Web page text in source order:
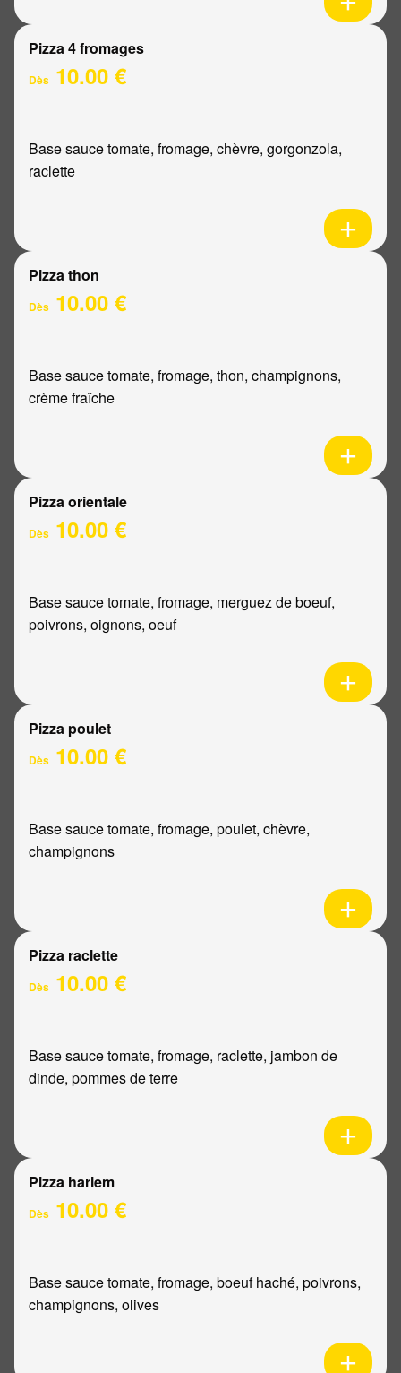
Pizza 4 fromages
Dès 10.00 €
Base sauce tomate, fromage, chèvre, gorgonzola,
raclette
Pizza thon
Dès 10.00 €
Base sauce tomate, fromage, thon, champignons,
crème fraîche
Pizza orientale
Dès 10.00 €
Base sauce tomate, fromage, merguez de boeuf,
poivrons, oignons, oeuf
Pizza poulet
Dès 10.00 €
Base sauce tomate, fromage, poulet, chèvre,
champignons
Pizza raclette
Dès 10.00 €
Base sauce tomate, fromage, raclette, jambon de
dinde, pommes de terre
Pizza harlem
Dès 10.00 €
Base sauce tomate, fromage, boeuf haché, poivrons,
champignons, olives